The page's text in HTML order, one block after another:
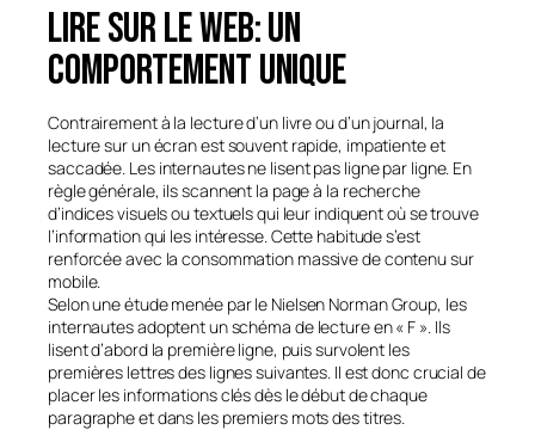
Lire sur le web: un
comportement unique
Contrairement à la lecture d’un livre ou d’un journal, la
lecture sur un écran est souvent rapide, impatiente et
saccadée. Les internautes ne lisent pas ligne par ligne. En
règle générale, ils scannent la page à la recherche
d’indices visuels ou textuels qui leur indiquent où se trouve
l’information qui les intéresse. Cette habitude s’est
renforcée avec la consommation massive de contenu sur
mobile.
Selon une étude menée par le Nielsen Norman Group, les
internautes adoptent un schéma de lecture en « F ». Ils
lisent d’abord la première ligne, puis survolent les
premières lettres des lignes suivantes. Il est donc crucial de
placer les informations clés dès le début de chaque
paragraphe et dans les premiers mots des titres.